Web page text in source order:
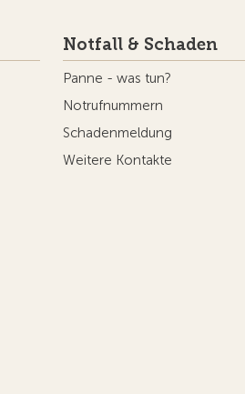
Notfall & Schaden
Panne - was tun?
Notrufnummern
Schadenmeldung
Weitere Kontakte